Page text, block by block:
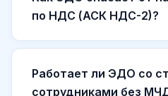
по НДС (АСК НДС-2)?
Работает ли ЭДО со
сотрудниками без